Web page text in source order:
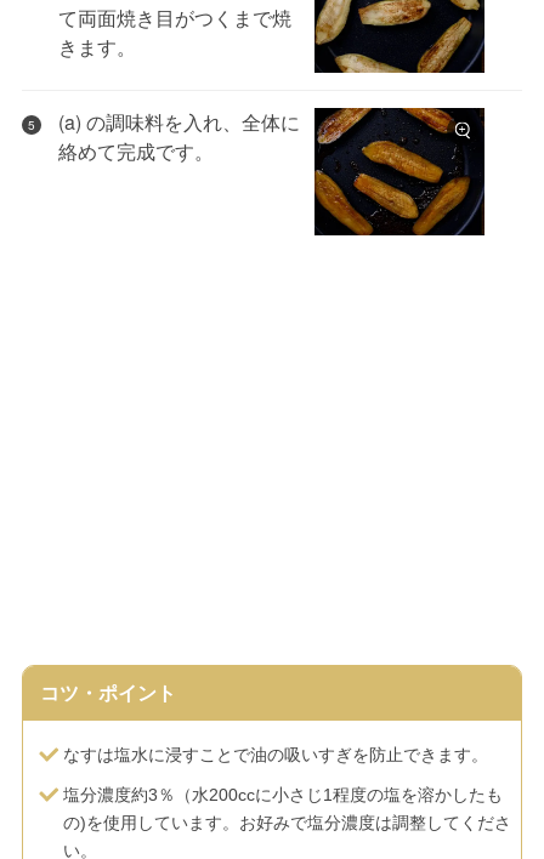
て両面焼き目がつくまで焼
きます。
5
(a) の調味料を入れ、全体に
絡めて完成です。
コツ・ポイント
なすは塩水に浸すことで油の吸いすぎを防止できます。
塩分濃度約3％（水200ccに小さじ1程度の塩を溶かしたも
の)を使用しています。お好みで塩分濃度は調整してくださ
い。